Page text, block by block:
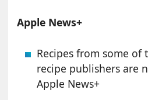
Apple News+
Recipes from some of
recipe publishers are
Apple News+